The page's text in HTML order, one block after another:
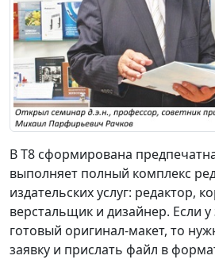
В Т8 сформирована
выполняет полный комплекс
издательских услуг: редактор,
верстальщик и дизайнер. Если у
готовый оригинал-макет, то
заявку и прислать файл в